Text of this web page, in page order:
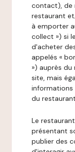
contact), de
restaurant
à emporter
collect ») si
d'acheter
appelés «
») auprès
site, mais
informations
du
Le
présentant
publier des